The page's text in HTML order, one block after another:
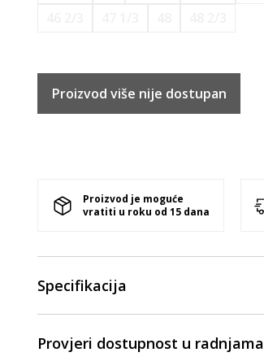
Proizvod više nije dostupan
Proizvod je moguće
vratiti u roku od 15 dana
Specifikacija
Provjeri dostupnost u radnjama